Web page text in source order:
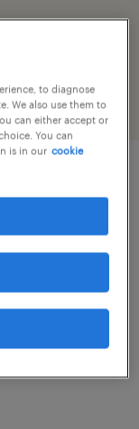
to diagnose
We also use them to
can either accept or
You can
is in our cookie